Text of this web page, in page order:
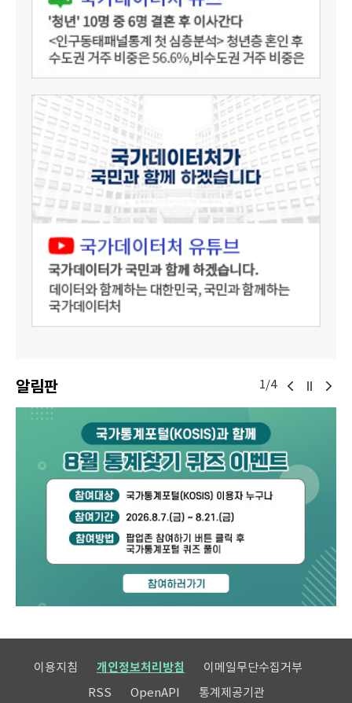
알림판 1/4
이용지침 개인정보처리방침
이메일무단수집거부
RSS
OpenAPI 통계제공기관